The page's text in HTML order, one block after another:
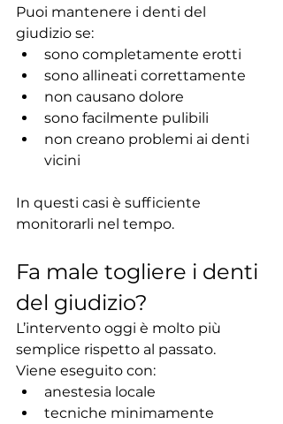
Puoi mantenere i denti del
giudizio se:
sono completamente erotti
sono allineati correttamente
non causano dolore
sono facilmente pulibili
non creano problemi ai denti
vicini
In questi casi è sufficiente
monitorarli nel tempo.
Fa male togliere i denti
del giudizio?
L’intervento oggi è molto più
semplice rispetto al passato.
Viene eseguito con:
anestesia locale
tecniche minimamente